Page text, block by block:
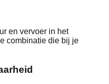
en vervoer in het
combinatie die bij je